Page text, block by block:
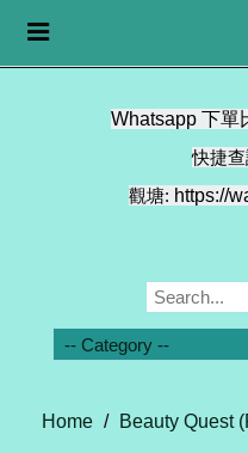
Whatsapp 下單
快捷
觀塘: https://
Toggle
Home / Beauty Quest